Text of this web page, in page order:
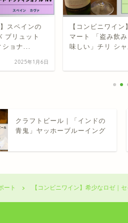
スペインの
ブリュット
ショナ...
2025年1月6日
【コンビニワイ
マート 「盗み飲
味しい」チリ シ
クラフトビール｜「インドの
青鬼」ヤッホーブルーイング
ート 【コンビニワイン】希少なロゼ｜